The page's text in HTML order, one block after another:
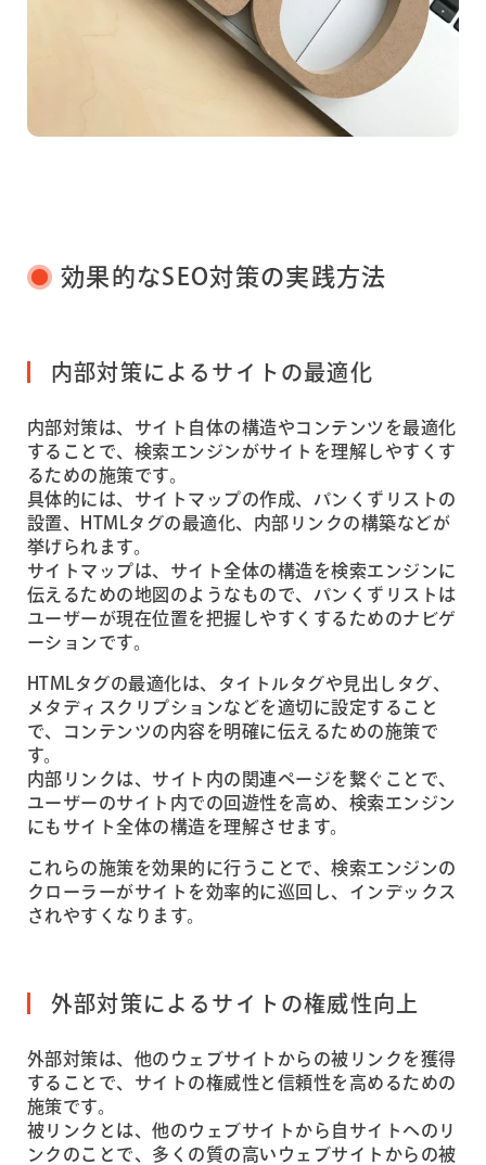
効果的なSEO対策の実践方法
内部対策によるサイトの最適化
内部対策は、サイト自体の構造やコンテンツを最適化
することで、検索エンジンがサイトを理解しやすくす
るための施策です。
具体的には、サイトマップの作成、パンくずリストの
設置、HTMLタグの最適化、内部リンクの構築などが
挙げられます。
サイトマップは、サイト全体の構造を検索エンジンに
伝えるための地図のようなもので、パンくずリストは
ユーザーが現在位置を把握しやすくするためのナビゲ
ーションです。
HTMLタグの最適化は、タイトルタグや見出しタグ、
メタディスクリプションなどを適切に設定すること
で、コンテンツの内容を明確に伝えるための施策で
す。
内部リンクは、サイト内の関連ページを繋ぐことで、
ユーザーのサイト内での回遊性を高め、検索エンジン
にもサイト全体の構造を理解させます。
これらの施策を効果的に行うことで、検索エンジンの
クローラーがサイトを効率的に巡回し、インデックス
されやすくなります。
外部対策によるサイトの権威性向上
外部対策は、他のウェブサイトからの被リンクを獲得
することで、サイトの権威性と信頼性を高めるための
施策です。
被リンクとは、他のウェブサイトから自サイトへのリ
ンクのことで、多くの質の高いウェブサイトからの被